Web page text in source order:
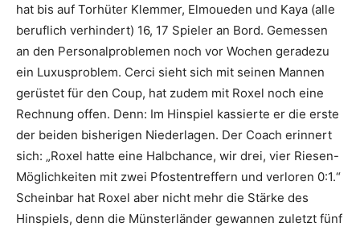
hat bis auf Torhüter Klemmer, Elmoueden und Kaya (alle
beruflich verhindert) 16, 17 Spieler an Bord. Gemessen
an den Personalproblemen noch vor Wochen geradezu
ein Luxusproblem. Cerci sieht sich mit seinen Mannen
gerüstet für den Coup, hat zudem mit Roxel noch eine
Rechnung offen. Denn: Im Hinspiel kassierte er die erste
der beiden bisherigen Niederlagen. Der Coach erinnert
sich: „Roxel hatte eine Halbchance, wir drei, vier Riesen-
Möglichkeiten mit zwei Pfostentreffern und verloren 0:1.“
Scheinbar hat Roxel aber nicht mehr die Stärke des
Hinspiels, denn die Münsterländer gewannen zuletzt fünf